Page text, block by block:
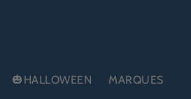
🎃HALLOWEEN MARQUES